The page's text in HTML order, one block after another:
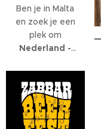
Ben je in Malta
en zoek je een
plek om
Nederland -
kijken? Dan ben
je bijTex Mex
Pacevilleaan
het juiste adres.